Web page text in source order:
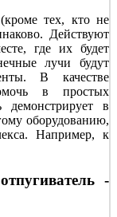
тех, кто не
Действуют
где их будет
лучи будут
В качестве
в простых
демонстрирует в
оборудованию,
Например, к
-